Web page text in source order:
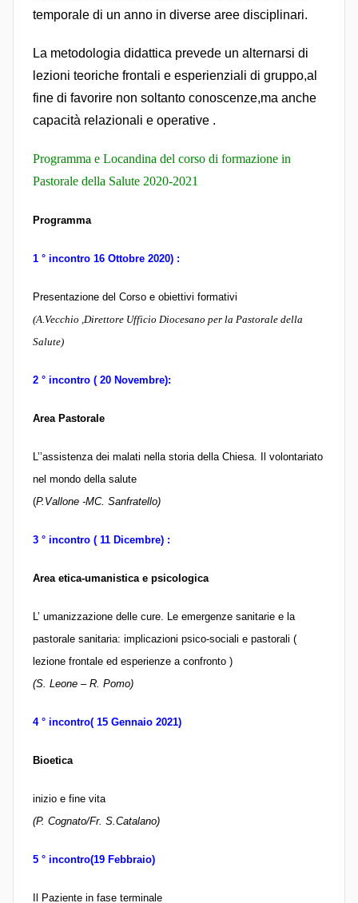
temporale di un anno in diverse aree disciplinari.
La metodologia didattica prevede un alternarsi di
lezioni teoriche frontali e esperienziali di gruppo,al
fine di favorire non soltanto conoscenze,ma anche
capacità relazionali e operative .
Programma e Locandina del corso di formazione in
Pastorale della Salute 2020-2021
Programma
1 ° incontro 16 Ottobre 2020) :
Presentazione del Corso e obiettivi formativi
(A.Vecchio ,Direttore Ufficio Diocesano per la Pastorale della
Salute)
2 ° incontro ( 20 Novembre):
Area Pastorale
L’’assistenza dei malati nella storia della Chiesa. Il volontariato
nel mondo della salute
(P.Vallone -MC. Sanfratello)
3 ° incontro ( 11 Dicembre) :
Area etica-umanistica e psicologica
L’ umanizzazione delle cure. Le emergenze sanitarie e la
pastorale sanitaria: implicazioni psico-sociali e pastorali (
lezione frontale ed esperienze a confronto )
(S. Leone – R. Pomo)
4 ° incontro( 15 Gennaio 2021)
Bioetica
inizio e fine vita
(P. Cognato/Fr. S.Catalano)
5 ° incontro(19 Febbraio)
Il Paziente in fase terminale